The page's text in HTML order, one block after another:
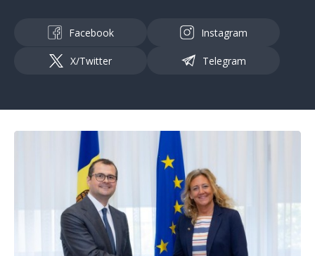
Facebook Instagram
X/Twitter Telegram